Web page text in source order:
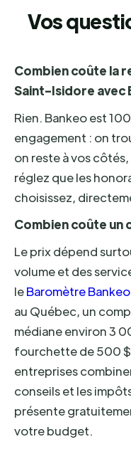
Vos
Combien coûte la
Saint-Isidore avec
Rien. Bankeo est
engagement : on
on reste à vos
réglez que les
choisissez,
Combien coûte un
Le prix dépend
volume et des
leBaromètre Bankeo
au Québec, un
médiane environ 3
fourchette de 500 $
entreprises
conseils et les
présente
votre budget.